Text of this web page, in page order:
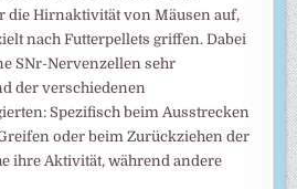
die Hirnaktivität von Mäusen auf,
nach Futterpellets griffen. Dabei
SNr-Nervenzellen sehr
der verschiedenen
Spezifisch beim Ausstrecken
oder beim Zurückziehen der
ihre Aktivität, während andere